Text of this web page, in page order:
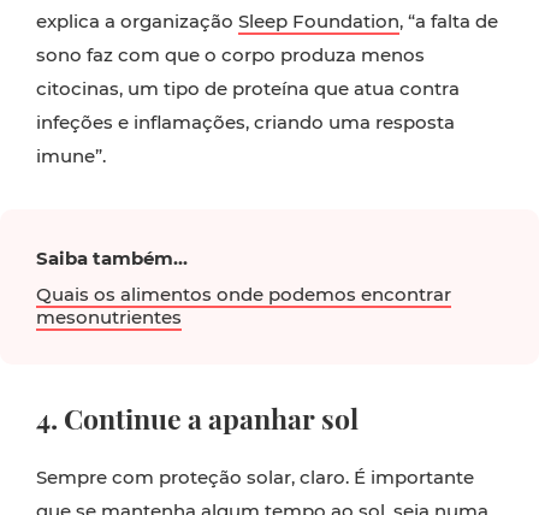
explica a organização Sleep Foundation, “a falta de
sono faz com que o corpo produza menos
citocinas, um tipo de proteína que atua contra
infeções e inflamações, criando uma resposta
imune”.
Saiba também...
Quais os alimentos onde podemos encontrar
mesonutrientes
4. Continue a apanhar sol
Sempre com proteção solar, claro. É importante